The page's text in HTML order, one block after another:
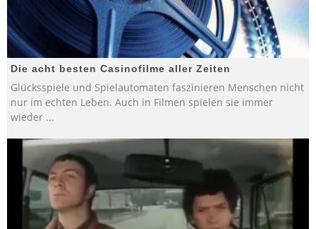
Die acht besten Casinofilme aller Zeiten
Glücksspiele und Spielautomaten faszinieren Menschen nicht
nur im echten Leben. Auch in Filmen spielen sie immer
wieder ...